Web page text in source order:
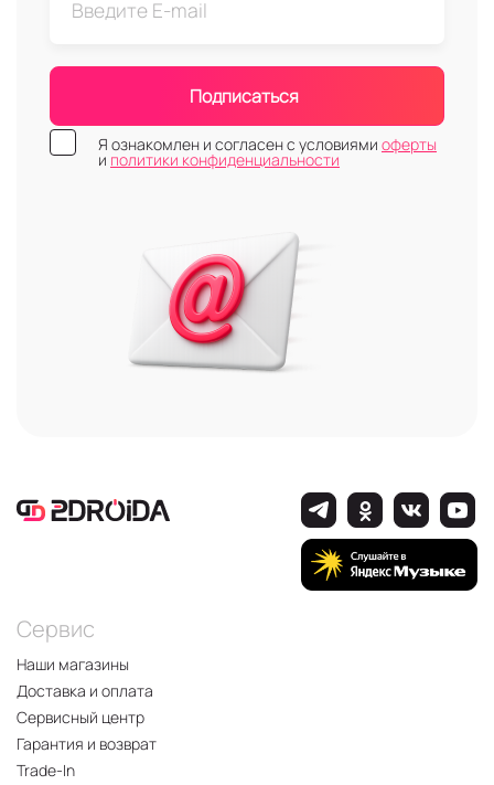
Подписаться
Я ознакомлен и согласен с условиями оферты
и политики конфиденциальности
Сервис
Наши магазины
Доставка и оплата
Сервисный центр
Гарантия и возврат
Trade-In